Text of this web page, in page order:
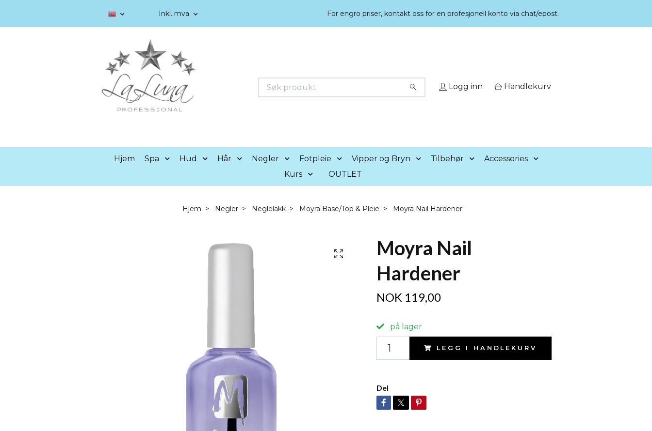
Inkl. mva For engro priser, kontakt oss for en profesjonell konto via chat/epost.
Logg inn Handlekurv
Hjem Spa Hud Hår Negler Fotpleie Vipper og Bryn Tilbehør
Accessories
Kurs
OUTLET
Hjem Negler Neglelakk Moyra Base/Top & Pleie Moyra Nail Hardener
Moyra Nail
Hardener
NOK 119,00
på lager
LEGG I HANDLEKURV
Del